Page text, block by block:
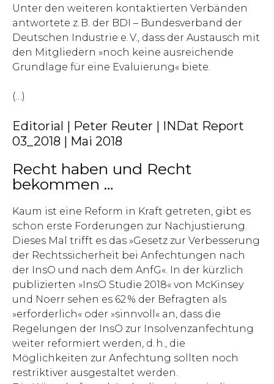
Unter den weiteren kontaktierten Verbänden
antwortete z. B. der BDI – Bundesverband der
Deutschen Industrie e. V., dass der Austausch mit
den Mitgliedern »noch keine ausreichende
Grundlage für eine Evaluierung« biete.
(…)
Editorial | Peter Reuter | INDat Report
03_2018 | Mai 2018
Recht haben und Recht
bekommen …
Kaum ist eine Reform in Kraft getreten, gibt es
schon erste Forderungen zur Nachjustierung.
Dieses Mal trifft es das »Gesetz zur Verbesserung
der Rechtssicherheit bei Anfechtungen nach
der InsO und nach dem AnfG«. In der kürzlich
publizierten »InsO Studie 2018« von McKinsey
und Noerr sehen es 62 % der Befragten als
»erforderlich« oder »sinnvoll« an, dass die
Regelungen der InsO zur Insolvenzanfechtung
weiter reformiert werden, d. h., die
Möglichkeiten zur Anfechtung sollten noch
restriktiver ausgestaltet werden.